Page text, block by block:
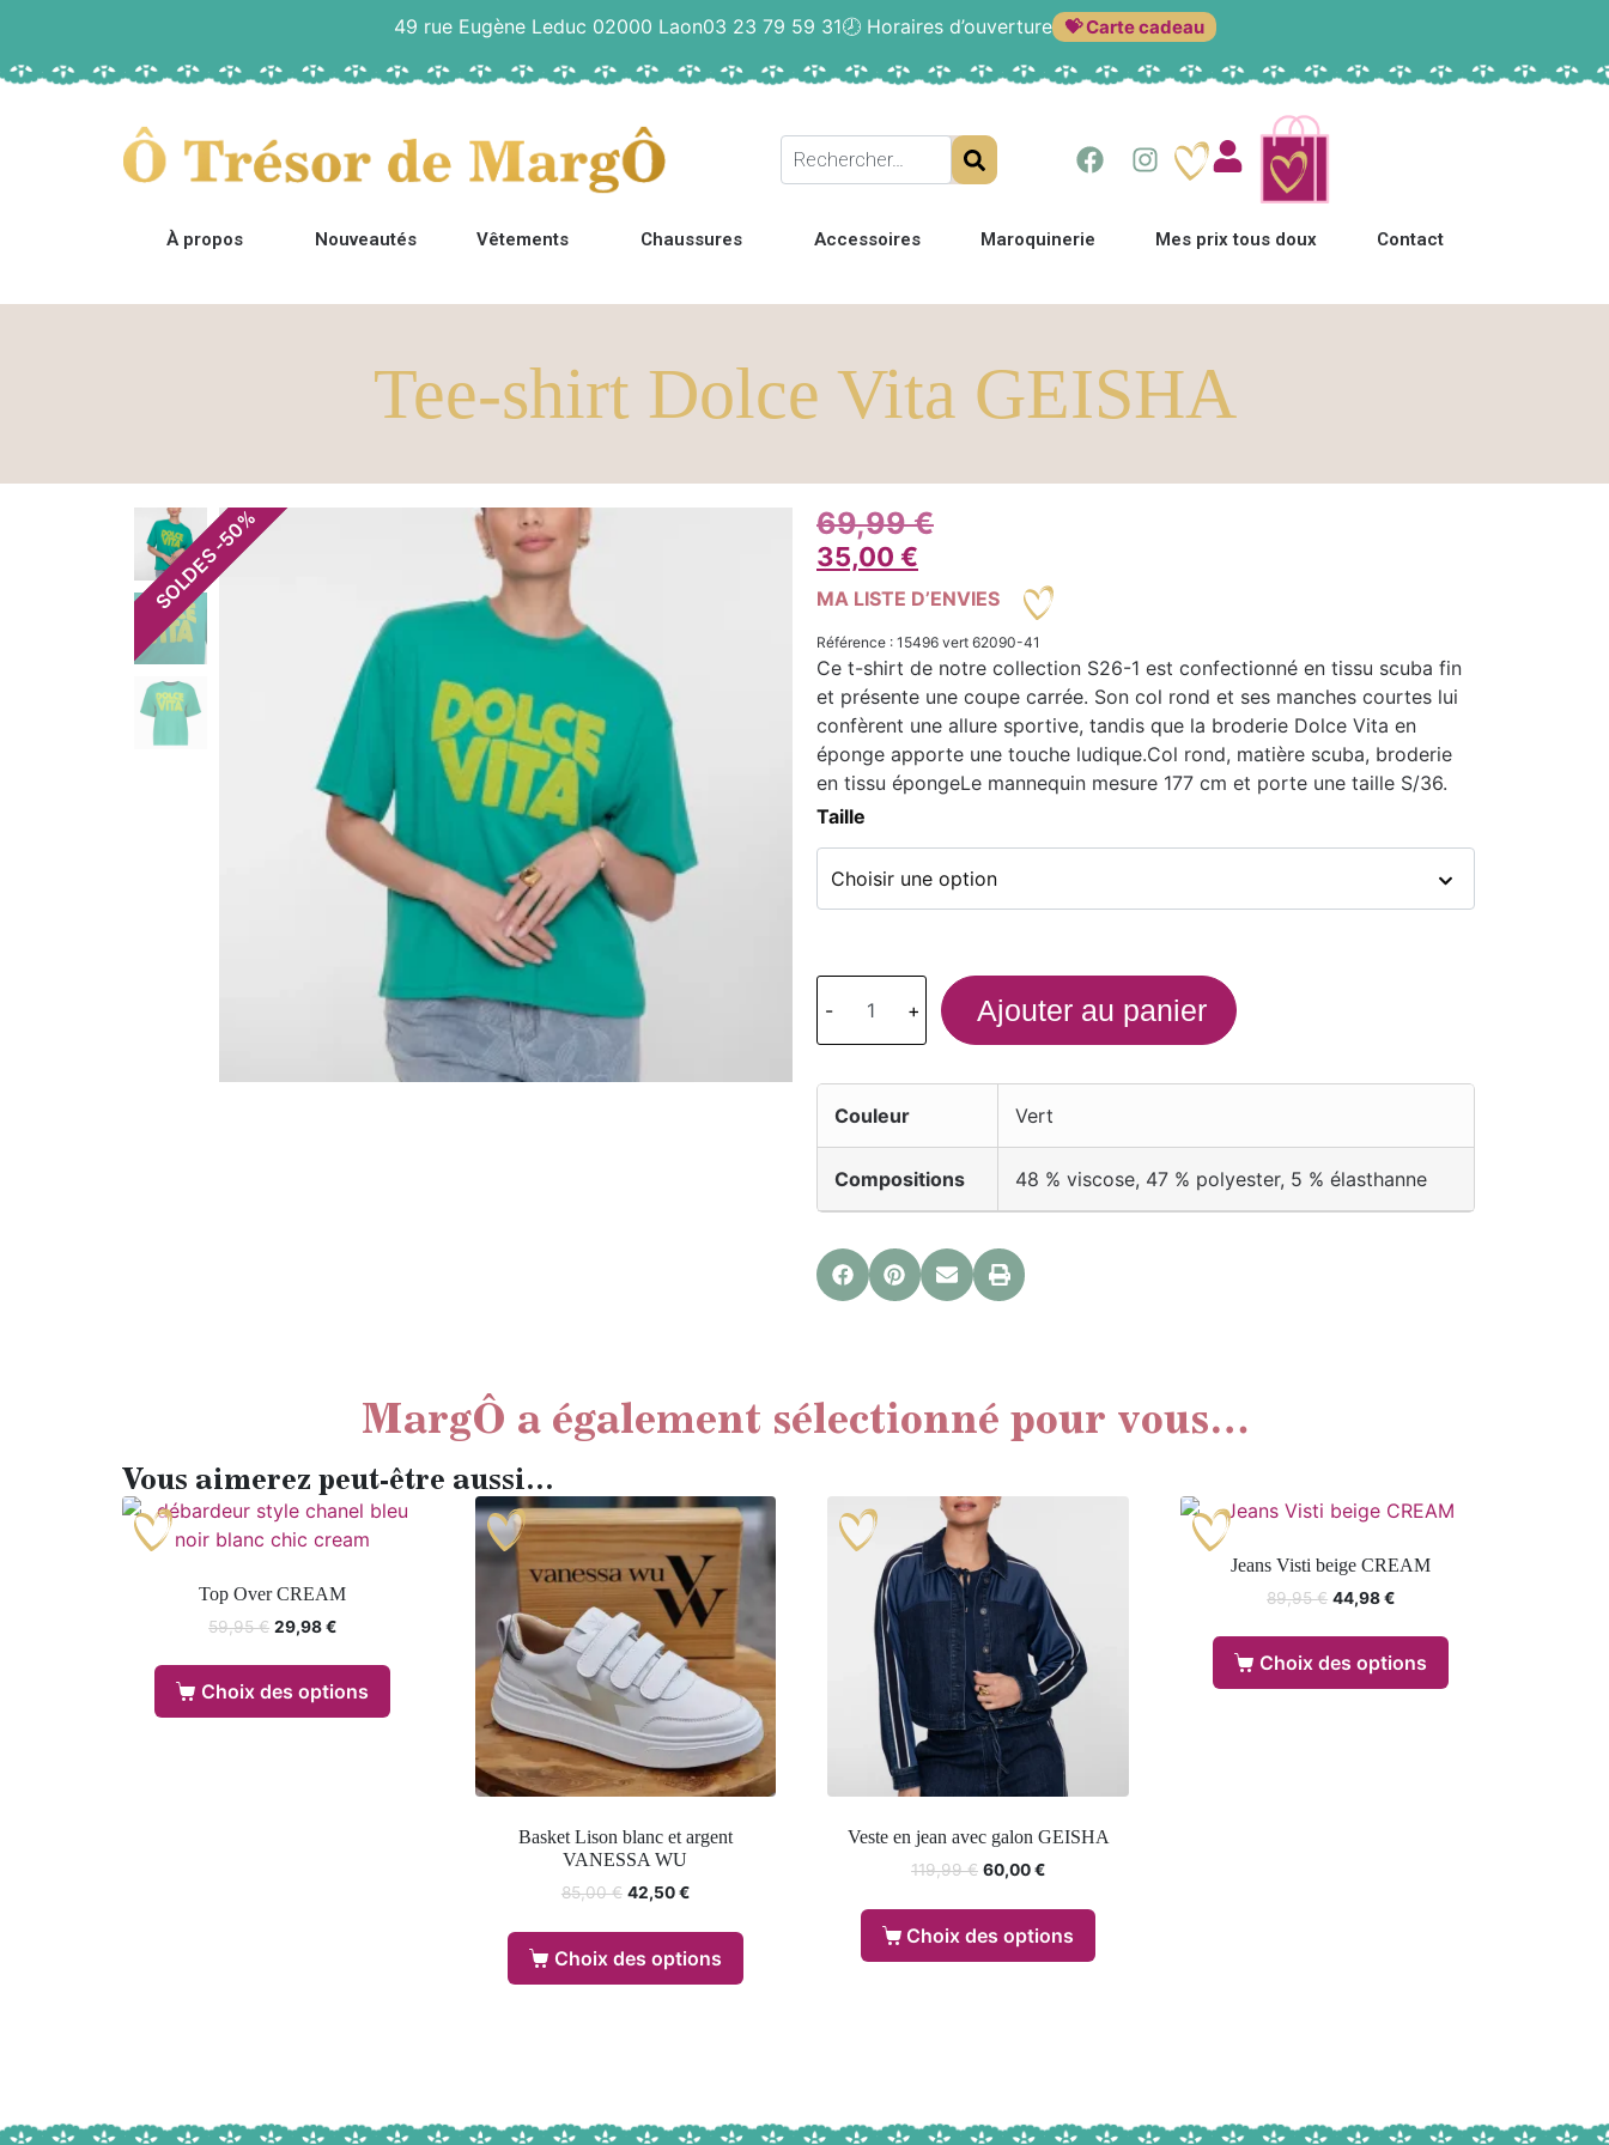
49 rue Eugène Leduc 02000 Laon03 23 79 59 31🕗 Horaires d’ouverture 💝 Carte cadeau
À propos Nouveautés Vêtements Chaussures Accessoires Maroquinerie Mes prix tous doux Contact
Tee-shirt Dolce Vita GEISHA
SOLDES
-
50
% 69,99€
35,00 €
MA LISTE D’ENVIES
Référence : 15496 vert 62090-41
Ce t-shirt de notre collection S26-1 est confectionné en tissu scuba fin
et présente une coupe carrée. Son col rond et ses manches courtes lui
confèrent une allure sportive, tandis que la broderie Dolce Vita en
éponge apporte une touche ludique.Col rond, matière scuba, broderie
en tissu épongeLe mannequin mesure 177 cm et porte une taille S/36.
Taille
- + Ajouter au panier
Couleur Vert
Compositions 48 % viscose, 47 % polyester, 5 % élasthanne
MargÔ a également sélectionné pour vous…
Vous aimerez peut-être aussi…
Top Over CREAM
59,95€ 29,98€
Choix des options
Basket Lison blanc et argent
VANESSA WU
85,00€ 42,50€
Choix des options
Veste en jean avec galon GEISHA
119,99€ 60,00€
Choix des options
Jeans Visti beige CREAM
89,95€ 44,98€
Choix des options